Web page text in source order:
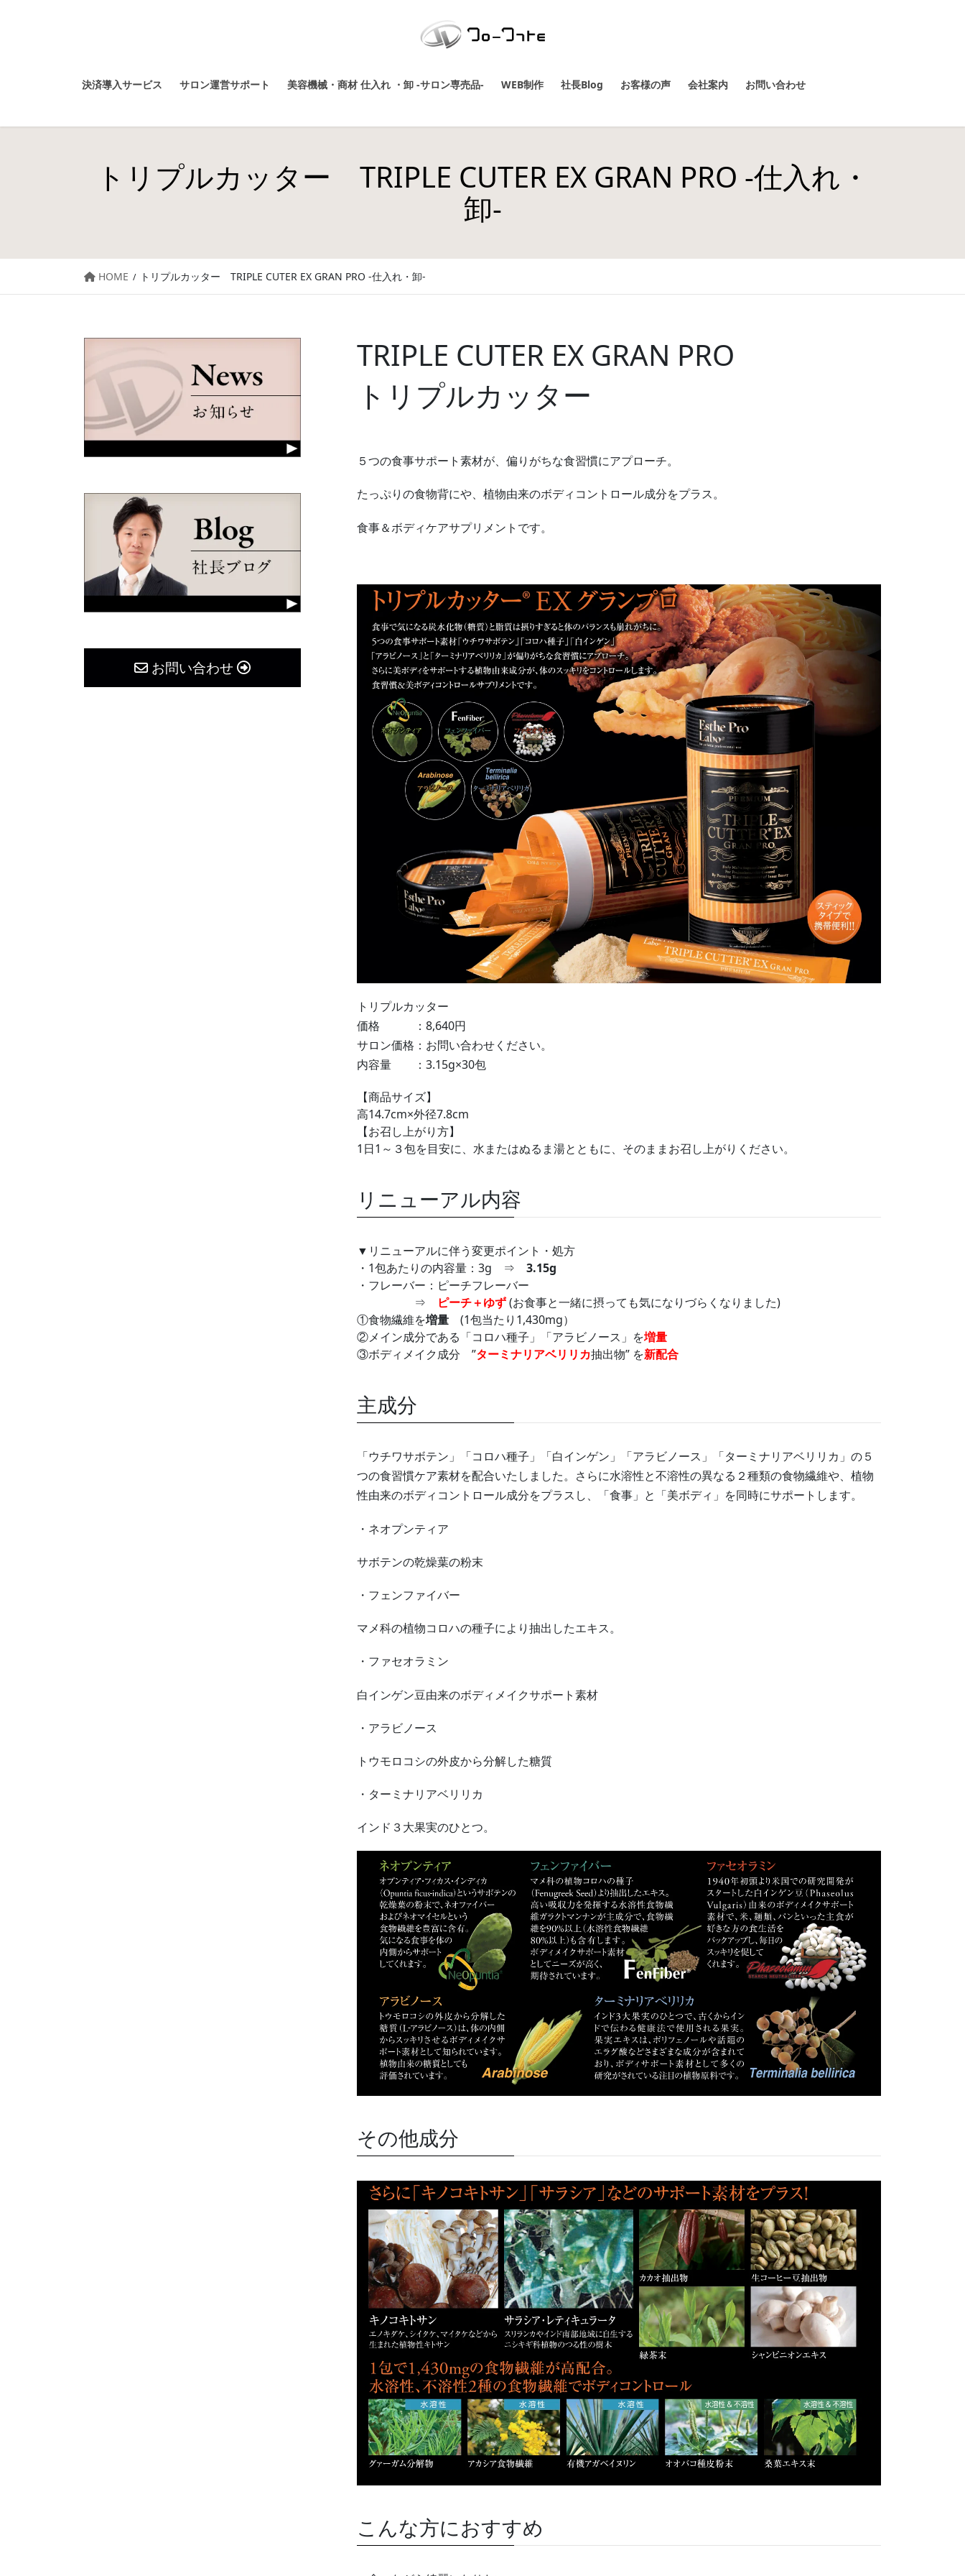
決済導入サービス サロン運営サポート 美容機械・商材 仕入れ ・卸 -サロン専売品- WEB制作 社長Blog お客様の声 会社案内 お問い合わせ
トリプルカッター TRIPLE CUTER EX GRAN PRO -仕入れ・
卸-
HOME トリプルカッター TRIPLE CUTER EX GRAN PRO -仕入れ・卸-
TRIPLE CUTER EX GRAN PRO
トリプルカッター
５つの食事サポート素材が、偏りがちな食習慣にアプローチ。
たっぷりの食物背にや、植物由来のボディコントロール成分をプラス。
食事＆ボディケアサプリメントです。
トリプルカッター
価格 ：8,640円
サロン価格：お問い合わせください。
内容量 ：3.15g×30包
【商品サイズ】
高14.7cm×外径7.8cm
【お召し上がり方】
1日1～３包を目安に、水またはぬるま湯とともに、そのままお召し上がりください。
リニューアル内容
▼リニューアルに伴う変更ポイント・処方
・1包あたりの内容量：3g ⇒ 3.15g
・フレーバー：ピーチフレーバー
⇒
ピーチ＋ゆず(お食事と一緒に摂っても気になりづらくなりました)
①食物繊維を増量 (1包当たり1,430mg）
②メイン成分である「コロハ種子」「アラビノース」を増量
③ボディメイク成分 ”ターミナリアベリリカ抽出物” を新配合
主成分
「ウチワサボテン」「コロハ種子」「白インゲン」「アラビノース」「ターミナリアベリリカ」の５
つの食習慣ケア素材を配合いたしました。さらに水溶性と不溶性の異なる２種類の食物繊維や、植物
性由来のボディコントロール成分をプラスし、「食事」と「美ボディ」を同時にサポートします。
・ネオプンティア
サボテンの乾燥葉の粉末
・フェンファイバー
マメ科の植物コロハの種子により抽出したエキス。
・ファセオラミン
白インゲン豆由来のボディメイクサポート素材
・アラビノース
トウモロコシの外皮から分解した糖質
・ターミナリアベリリカ
インド３大果実のひとつ。
その他成分
こんな方におすすめ
お問い合わせ